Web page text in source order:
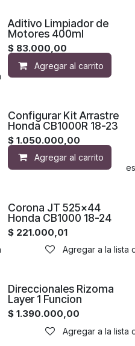
de deseos
Aditivo Limpiador de
Motores 400ml
$ 83.000,00
Agregar al carrito
Agregar a la lista de
Configurar Kit Arrastre
Honda CB1000R 18-23
$1.050.000,00
Agregar al carrito
de deseos
Corona JT 525x44
Honda CB1000 18-24
$ 221.000,01
Agregar a la lista
Direccionales Rizoma
Layer 1 Funcion
$1.390.000,00
Agregar a la lista